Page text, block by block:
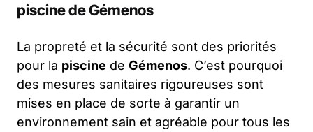
piscine de Gémenos
La propreté et la sécurité sont des priorités
pour la piscine de Gémenos. C’est pourquoi
des mesures sanitaires rigoureuses sont
mises en place de sorte à garantir un
environnement sain et agréable pour tous les